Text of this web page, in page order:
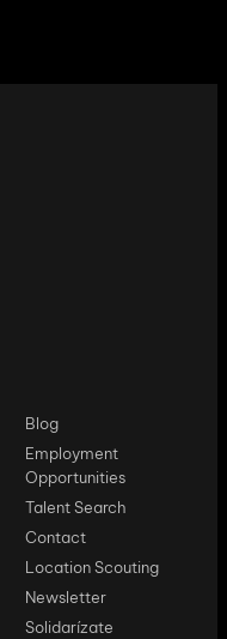
Blog
Employment
Opportunities
Talent Search
Contact
Location Scouting
Newsletter
Solidarízate